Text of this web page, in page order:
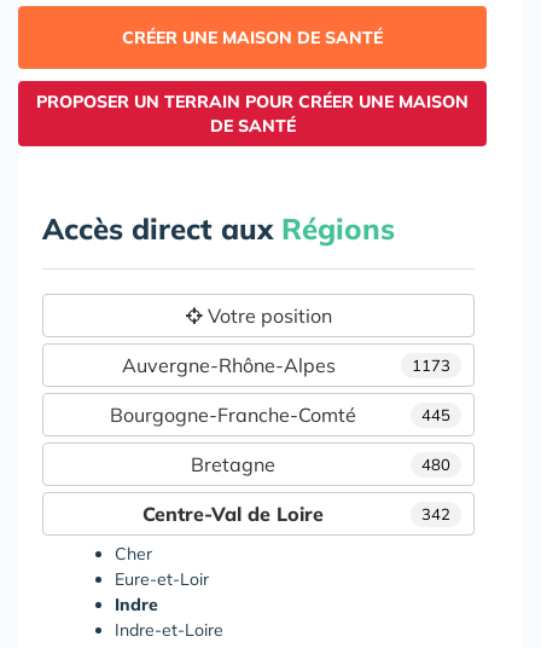
CRÉER UNE MAISON DE SANTÉ
PROPOSER UN TERRAIN POUR CRÉER UNE MAISON
DE SANTÉ
Accès direct aux Régions
Votre position
1173
Auvergne-Rhône-Alpes
445
Bourgogne-Franche-Comté
480
Bretagne
342
Centre-Val de Loire
Cher
Eure-et-Loir
Indre
Indre-et-Loire